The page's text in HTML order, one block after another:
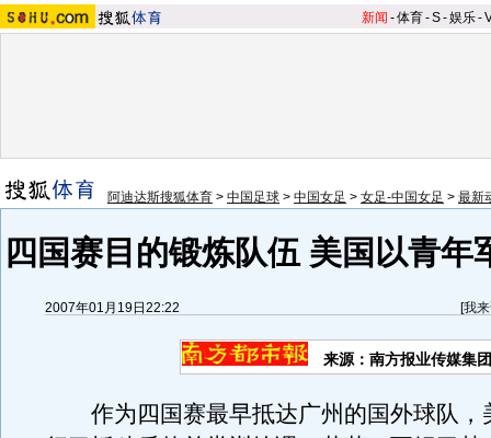
新闻 -体育-S-娱乐-
阿迪达斯搜狐体育 > 中国足球 > 中国女足 > 女足-中国女足 > 最新
四国赛目的锻炼队伍 美国以青年
2007年01月19日22:22 [我
来源：南方报业传媒集
作为四国赛最早抵达广州的国外球队，